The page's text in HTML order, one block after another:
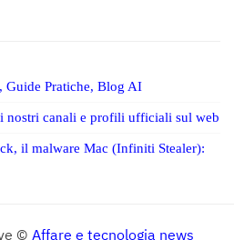
Guide Pratiche, Blog AI
nostri canali e profili ufficiali sul web
il malware Mac (Infiniti Stealer):
© Affare e tecnologia news